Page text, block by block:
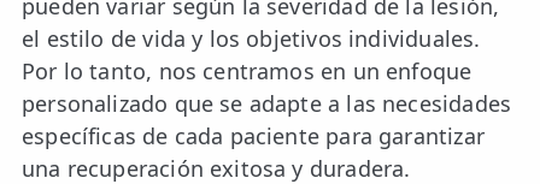
el estilo de vida y los objetivos individuales.
Por lo tanto, nos centramos en un enfoque
personalizado que se adapte a las necesidades
específicas de cada paciente para garantizar
una recuperación exitosa y duradera.